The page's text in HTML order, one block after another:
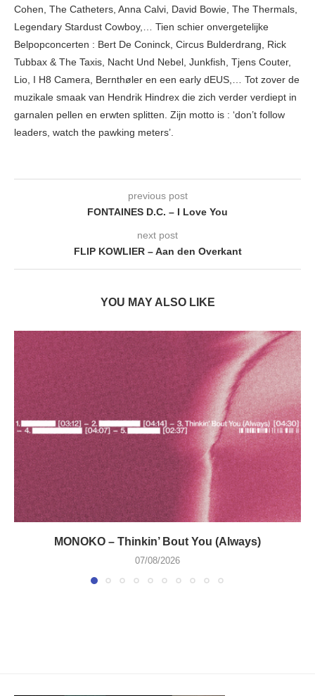
Cohen, The Catheters, Anna Calvi, David Bowie, The Thermals,
Legendary Stardust Cowboy,… Tien schier onvergetelijke
Belpopconcerten : Bert De Coninck, Circus Bulderdrang, Rick
Tubbax & The Taxis, Nacht Und Nebel, Junkfish, Tjens Couter,
Lio, I H8 Camera, Bernthøler en een early dEUS,… Tot zover de
muzikale smaak van Hendrik Hindrex die zich verder verdiept in
garnalen pellen en erwten splitten. Zijn motto is : ‘don’t follow
leaders, watch the pawking meters’.
previous post
FONTAINES D.C. – I Love You
next post
FLIP KOWLIER – Aan den Overkant
YOU MAY ALSO LIKE
MONOKO – Thinkin’ Bout You (Always)
07/08/2026